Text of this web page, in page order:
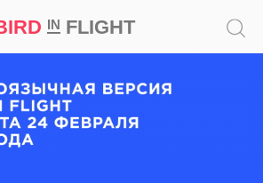
INFLIGHT